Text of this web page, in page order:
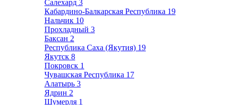
Салехард 3
Кабардино-Балкарская Республика 19
Нальчик 10
Прохладный 3
Баксан 2
Республика Саха (Якутия) 19
Якутск 8
Покровск 1
Чувашская Республика 17
Алатырь 3
Ядрин 2
Шумерля 1